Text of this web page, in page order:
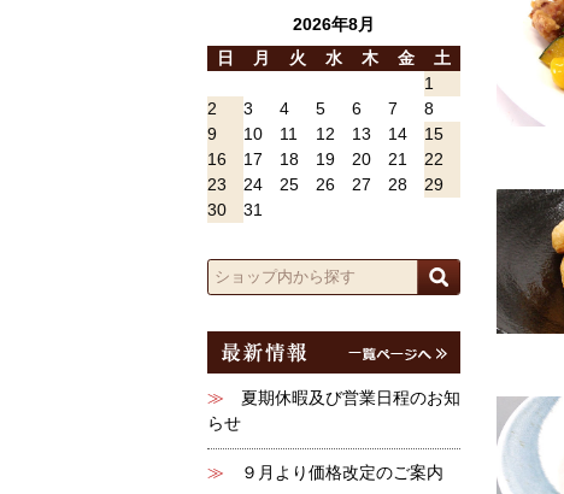
2026年8月
日
月 火 水 木 金
土
1
2
3 4 5 6 7
8
9
10 11 12 13 14
15
16
17 18 19 20 21
22
23
24 25 26 27 28
29
30
31